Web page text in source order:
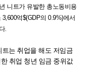
니트가 유발한 총노동비용
억$(GDP의 0.9%)에서
.
는 취업을 해도 저임금
취업 청년 임금 중위값